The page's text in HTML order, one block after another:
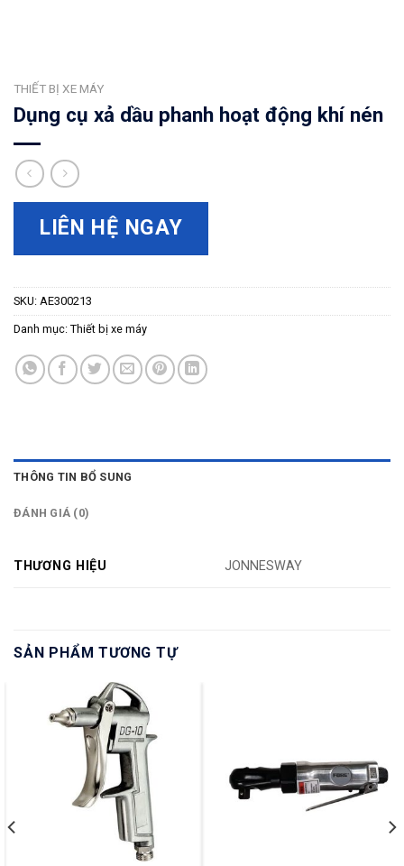
THIẾT BỊ XE MÁY
Dụng cụ xả dầu phanh hoạt động khí nén
LIÊN HỆ NGAY
SKU: AE300213
Danh mục: Thiết bị xe máy
THÔNG TIN BỔ SUNG
ĐÁNH GIÁ (0)
THƯƠNG HIỆU JONNESWAY
SẢN PHẨM TƯƠNG TỰ